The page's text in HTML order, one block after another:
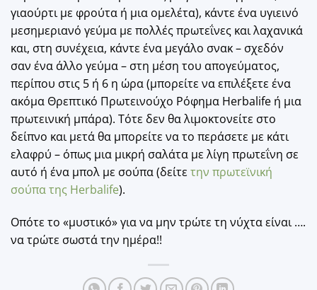
γιαούρτι με φρούτα ή μια ομελέτα), κάντε ένα υγιεινό
μεσημεριανό γεύμα με πολλές πρωτεΐνες και λαχανικά
και, στη συνέχεια, κάντε ένα μεγάλο σνακ – σχεδόν
σαν ένα άλλο γεύμα – στη μέση του απογεύματος,
περίπου στις 5 ή 6 η ώρα (μπορείτε να επιλέξετε ένα
ακόμα Θρεπτικό Πρωτεινούχο Ρόφημα Herbalife ή μια
πρωτεινική μπάρα). Τότε δεν θα λιμοκτονείτε στο
δείπνο και μετά θα μπορείτε να το περάσετε με κάτι
ελαφρύ – όπως μια μικρή σαλάτα με λίγη πρωτεΐνη σε
αυτό ή ένα μπολ με σούπα (δείτε την πρωτεϊνική
σούπα της Herbalife).
Οπότε το «μυστικό» για να μην τρώτε τη νύχτα είναι ….
να τρώτε σωστά την ημέρα!!